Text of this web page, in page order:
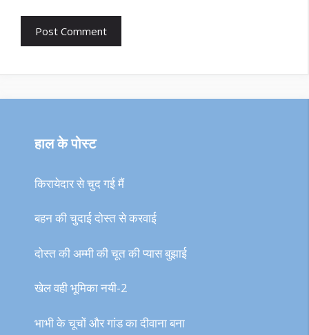
हाल के पोस्ट
किरायेदार से चुद गई मैं
बहन की चुदाई दोस्त से करवाई
दोस्त की अम्मी की चूत की प्यास बुझाई
खेल वही भूमिका नयी-2
भाभी के चूचों और गांड का दीवाना बना